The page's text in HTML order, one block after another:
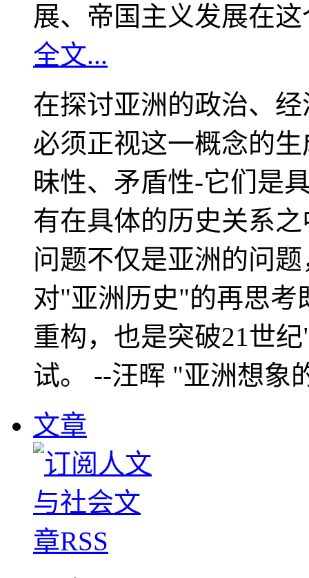
展、帝国主义发展在
全文...
在探讨亚洲的政治、
必须正视这一概念的
昧性、矛盾性-它们是
有在具体的历史关系
问题不仅是亚洲的问
对"亚洲历史"的再思考
重构，也是突破21世
试。 --汪晖 "亚洲想象
文章